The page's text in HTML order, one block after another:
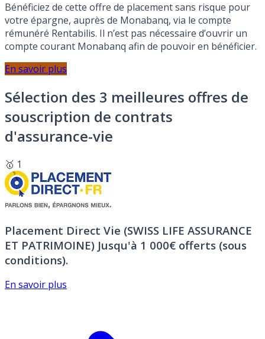
Bénéficiez de cette offre de placement sans risque pour
votre épargne, auprès de Monabanq, via le compte
rémunéré Rentabilis. Il n’est pas nécessaire d’ouvrir un
compte courant Monabanq afin de pouvoir en bénéficier.
En savoir plus
Sélection des 3 meilleures offres de
souscription de contrats
d'assurance-vie
🥇 1
Placement Direct Vie (SWISS LIFE ASSURANCE
ET PATRIMOINE) Jusqu'à 1 000€ offerts (sous
conditions).
En savoir plus